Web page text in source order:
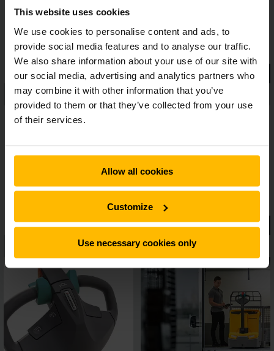
This website uses cookies
We use cookies to personalise content and ads, to
provide social media features and to analyse our traffic.
We also share information about your use of our site with
our social media, advertising and analytics partners who
may combine it with other information that you’ve
provided to them or that they’ve collected from your use
of their services.
Allow all cookies
Customize
Use necessary cookies only
generatie van de Jungheinrich klassieker tot de beste keuze
binnen zijn segment.